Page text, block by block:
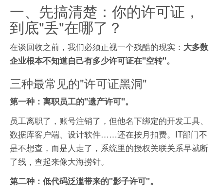
一、先搞清楚：你的许可证，
到底"丢"在哪了？
在谈回收之前，我们必须正视一个残酷的现实： 大多数
企业根本不知道自己有多少许可证在"空转"。
三种最常见的"许可证黑洞"
第一种：离职员工的"遗产许可"。
员工离职了，账号注销了，但他名下绑定的开发工具、
数据库客户端、设计软件……还在按月扣费。IT部门不
是不想查，而是人走了，系统里的授权关联关系早就断
了线，查起来像大海捞针。
第二种：低代码泛滥带来的"影子许可"。